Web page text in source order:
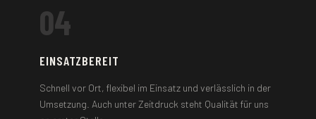
04
EINSATZBEREIT
Schnell vor Ort, flexibel im Einsatz und verlässlich in der
Umsetzung. Auch unter Zeitdruck steht Qualität für uns